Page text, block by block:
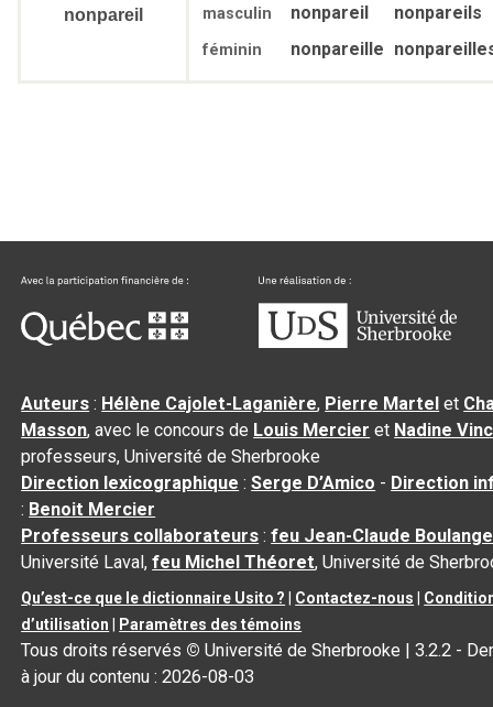
nonpareil
masculin
nonpareil nonpareils
féminin nonpareille
Auteurs : Hélène Cajolet-Laganière, Pierre Martel et
Masson, avec le concours de Louis Mercier et Nadine
professeurs, Université de Sherbrooke
Direction lexicographique :Serge D’Amico - Direction
: Benoit Mercier
Professeurs collaborateurs :feu Jean-Claude
Université Laval,feu Michel Théoret, Université de
Qu’est-ce que le dictionnaire Usito ? Contactez-nous
d’utilisation
Paramètres des témoins
Tous droits réservés © Université de Sherbrooke |3.2.2 -
à jour du contenu :2026-08-03